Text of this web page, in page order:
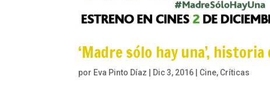
‘Madre sólo hay una’,
por Eva Pinto Díaz Dic 3, 2016 Cine, Críticas